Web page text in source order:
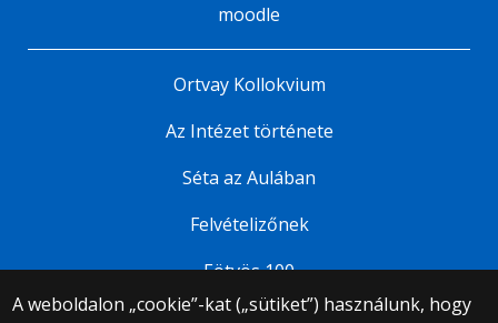
A weboldalon „cookie”-kat („sütiket”) használunk, hogy
moodle
Ortvay Kollokvium
Az Intézet története
Séta az Aulában
Felvételizőnek
Eötvös 100